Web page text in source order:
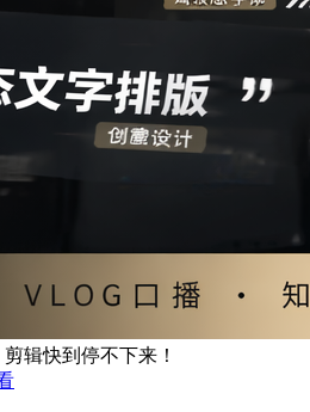
辑快到停不下来！